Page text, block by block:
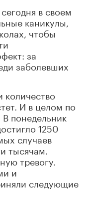
в своем
каникулы,
чтобы
за
заболевших
И в целом по
понедельник
1250
случаев
тысячам.
тревогу.
и
следующие